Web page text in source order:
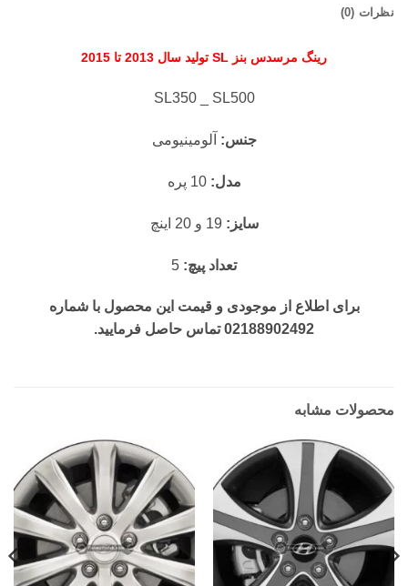
نظرات (0)
رینگ مرسدس بنز SL تولید سال 2013 تا 2015
SL350 _ SL500
جنس: آلومینیومی
مدل: 10 پره
سایز: 19 و 20 اینچ
تعداد پیچ:
برای اطلاع از موجودی و قیمت این محصول با شماره
02188902492 تماس حاصل فرمایید.
محصولات مشابه